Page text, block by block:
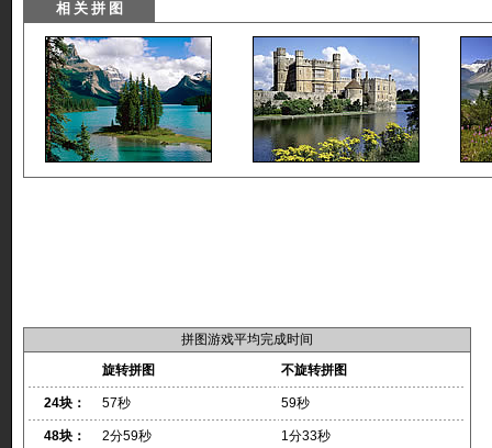
拼图游戏平均完成时间
旋转拼图
不旋转拼图
24块： 57秒 59秒
48块： 2分59秒 1分33秒